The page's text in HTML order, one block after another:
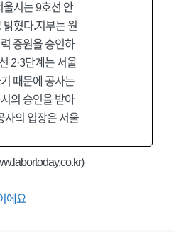
울시는 9호선 안
밝혔다.지부는 원
증원을 승인하
2·3단계는 서울
때문에 공사는
의 승인을 받아
사의 입장은 서울
에요